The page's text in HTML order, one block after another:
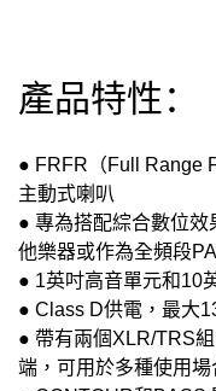
產品特性：
● FRFR （Full Range
主動式喇叭
● 專為搭配綜合數位效
他樂器或作為全頻段PA
● 1英吋高音單元和10
● Class D供電，最大
● 帶有兩個XLR/TRS
端，可用於多種使用場